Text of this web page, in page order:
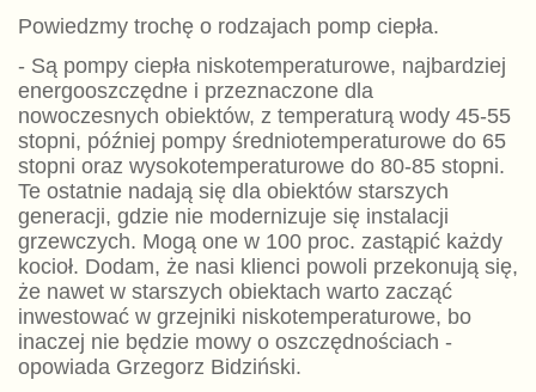
Powiedzmy trochę o rodzajach pomp ciepła.
- Są pompy ciepła niskotemperaturowe, najbardziej
energooszczędne i przeznaczone dla
nowoczesnych obiektów, z temperaturą wody 45-55
stopni, później pompy średniotemperaturowe do 65
stopni oraz wysokotemperaturowe do 80-85 stopni.
Te ostatnie nadają się dla obiektów starszych
generacji, gdzie nie modernizuje się instalacji
grzewczych. Mogą one w 100 proc. zastąpić każdy
kocioł. Dodam, że nasi klienci powoli przekonują się,
że nawet w starszych obiektach warto zacząć
inwestować w grzejniki niskotemperaturowe, bo
inaczej nie będzie mowy o oszczędnościach -
opowiada Grzegorz Bidziński.